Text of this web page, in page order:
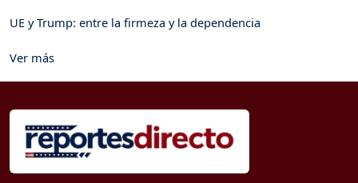
UE y Trump: entre la firmeza y la dependencia
Ver más